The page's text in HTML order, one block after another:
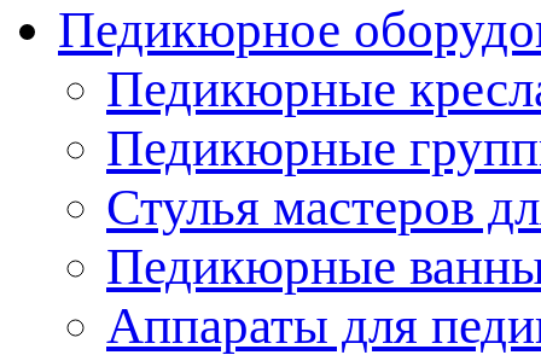
Педикюрное
Педикюрные
Педикюрные
Стулья мастеров
Педикюрные
Аппараты для